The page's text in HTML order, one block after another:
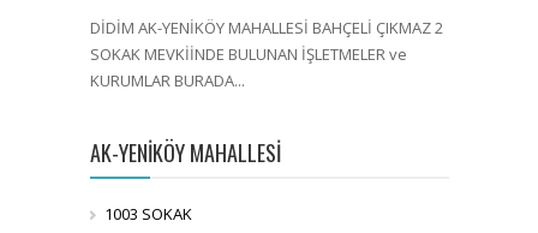
DİDİM AK-YENİKÖY MAHALLESİ BAHÇELİ ÇIKMAZ 2
SOKAK MEVKİİNDE BULUNAN İŞLETMELER ve
KURUMLAR BURADA...
AK-YENİKÖY MAHALLESİ
1003 SOKAK